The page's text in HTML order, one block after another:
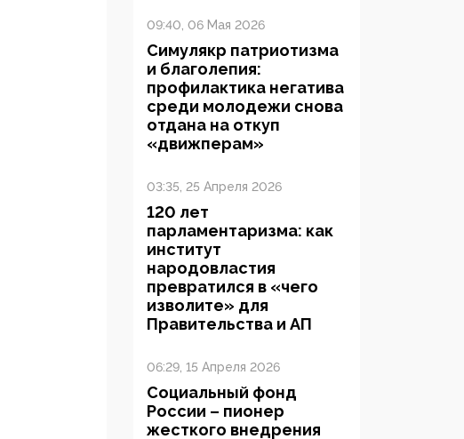
09:40, 06 Мая 2026
Симулякр патриотизма
и благолепия:
профилактика негатива
среди молодежи снова
отдана на откуп
«движперам»
03:35, 25 Апреля 2026
120 лет
парламентаризма: как
институт
народовластия
превратился в «чего
изволите» для
Правительства и АП
06:29, 15 Апреля 2026
Социальный фонд
России – пионер
жесткого внедрения